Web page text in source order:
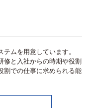
ムを用意しています。
修と入社からの時期や役割
割での仕事に求められる能